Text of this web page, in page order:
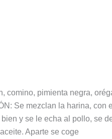
comino, pimienta negra,
Se mezclan la harina, con el
y se le echa al pollo, se
Aparte se coge